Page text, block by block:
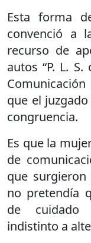
Esta forma
convenció a
recurso de
autos “P. L.
que el
congruencia.
Es que la
de
que
no pretendía
de cuidado
indistinto a